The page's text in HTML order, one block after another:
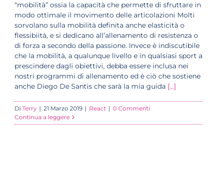
“mobilità” ossia la capacità che permette di sfruttare in
modo ottimale il movimento delle articolazioni Molti
sorvolano sulla mobilità definita anche elasticità o
flessibiità, e si dedicano all’allenamento di resistenza o
di forza a secondo della passione. Invece è indiscutibile
che la mobilità, a qualunque livello e in qualsiasi sport a
prescindere dagli obiettivi, debba essere inclusa nei
nostri programmi di allenamento ed è ciò che sostiene
anche Diego De Santis che sarà la mia guida [...]
Di Terry | 21 Marzo 2019 | React | 0 Commenti
Continua a leggere